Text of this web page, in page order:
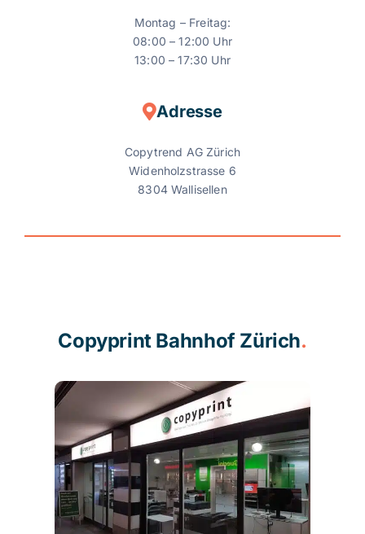
Montag – Freitag:
08:00 – 12:00 Uhr
13:00 – 17:30 Uhr
Adresse
Copytrend AG Zürich
Widenholzstrasse 6
8304 Wallisellen
Copyprint Bahnhof Zürich.